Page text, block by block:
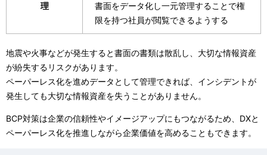
理
書面をデータ化し一元管理することで権
限を持つ社員が閲覧できるようする
地震や火事などが発生すると書面の書類は散乱し、大切な情報資産
が紛失するリスクがあります。
ペーパーレス化を進めデータとして管理できれば、インシデントが
発生しても大切な情報資産を失うことがありません。
BCP対策は企業の信頼性やイメージアップにもつながるため、DXと
ペーパーレス化を推進しながら企業価値を高めることもできます。